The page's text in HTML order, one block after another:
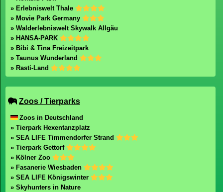
» Erlebniswelt Thale
» Movie Park Germany
» Walderlebniswelt Skywalk Allgäu
» HANSA-PARK
» Bibi & Tina Freizeitpark
» Taunus Wunderland
» Rasti-Land
Zoos / Tierparks
Zoos in Deutschland
» Tierpark Hexentanzplatz
» SEA LIFE Timmendorfer Strand
» Tierpark Gettorf
» Kölner Zoo
» Fasanerie Wiesbaden
» SEA LIFE Königswinter
» Skyhunters in Nature